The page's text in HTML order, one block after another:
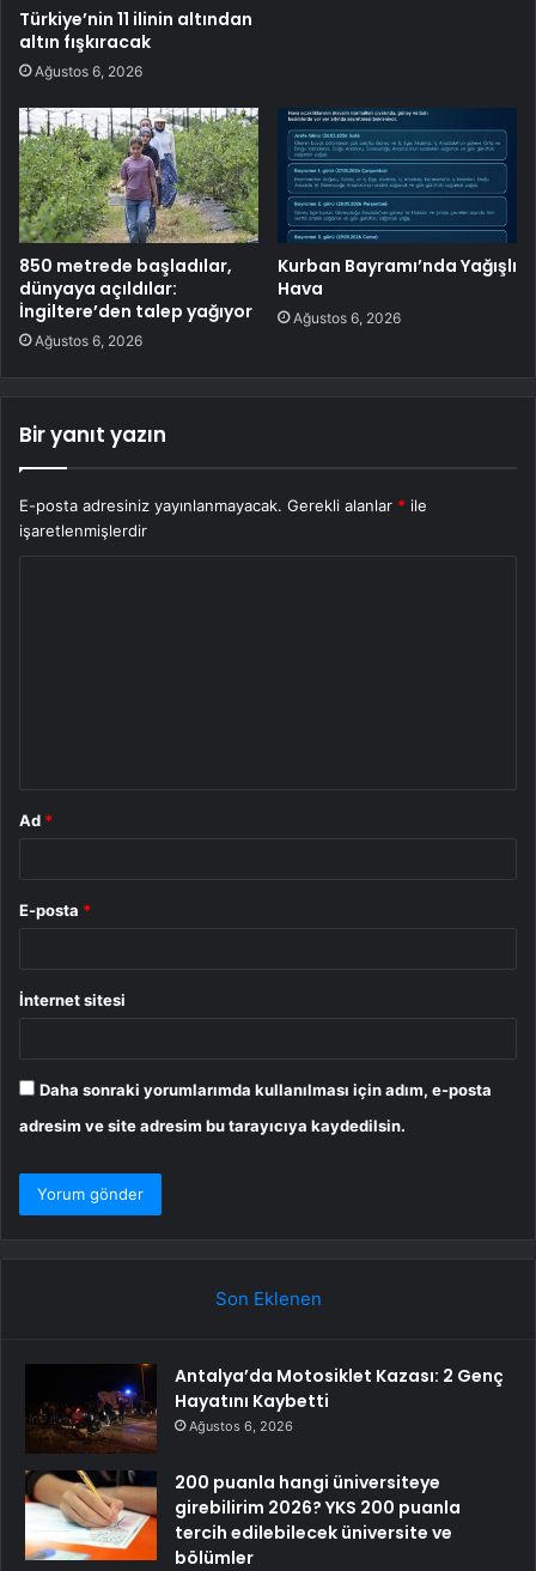
Türkiye’nin 11 ilinin altından
altın fışkıracak
Ağustos 6, 2026
850 metrede başladılar,
dünyaya açıldılar:
İngiltere’den talep yağıyor
Ağustos 6, 2026
Kurban Bayramı’nda Yağışlı
Hava
Ağustos 6, 2026
Bir yanıt yazın
E-posta adresiniz yayınlanmayacak. Gerekli alanlar * ile
işaretlenmişlerdir
Ad *
E-posta *
İnternet sitesi
Daha sonraki yorumlarımda kullanılması için adım, e-posta
adresim ve site adresim bu tarayıcıya kaydedilsin.
Son Eklenen
Antalya’da Motosiklet Kazası: 2 Genç
Hayatını Kaybetti
Ağustos 6, 2026
200 puanla hangi üniversiteye
girebilirim 2026? YKS 200 puanla
tercih edilebilecek üniversite ve
bölümler